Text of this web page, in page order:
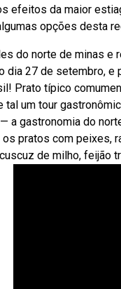
efeitos da maior
opções desta
do norte de minas e
dia 27 de setembro,
Prato típico
tal um tour
a gastronomia do
pratos com peixes,
de milho, feijão